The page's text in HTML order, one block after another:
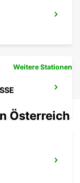
Weitere Stationen
Österreich